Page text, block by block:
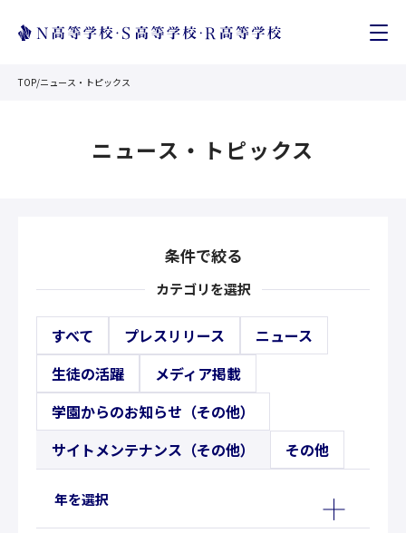
TOP/ニュース・トピックス
ニュース・トピックス
条件で絞る
カテゴリを選択
すべて プレスリリース
ニュース
生徒の活躍
メディア掲載
学園からのお知らせ（その他）
サイトメンテナンス（その他）
その他
年を選択